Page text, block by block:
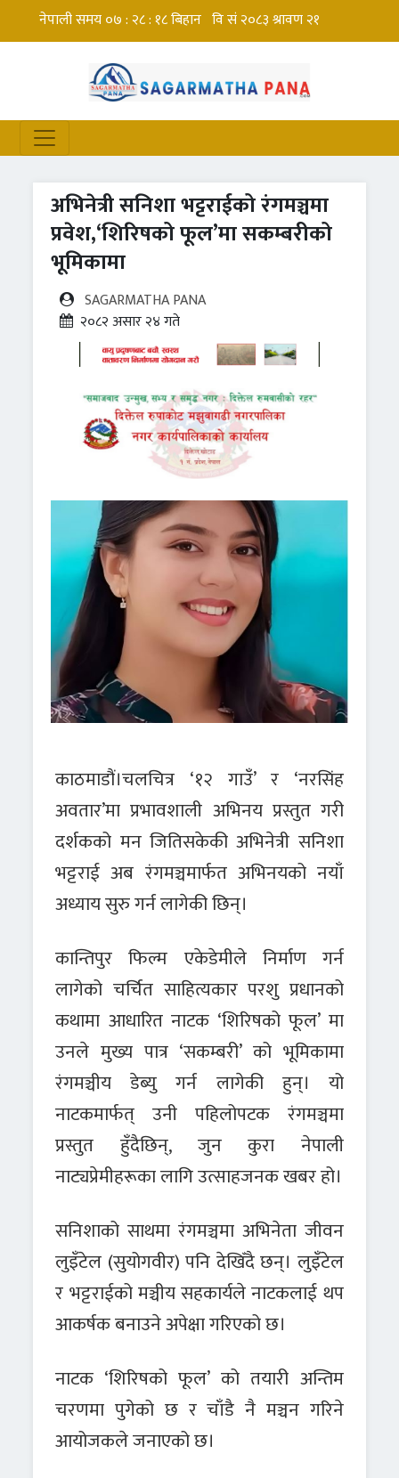
अभिनेत्री सनिशा भट्टराईको रंगमञ्चमा
प्रवेश,‘शिरिषको फूल’मा सकम्बरीको
भूमिकामा
SAGARMATHA PANA
२०८२ असार २४ गते
काठमाडौं।चलचित्र ‘१२ गाउँ’ र ‘नरसिंह
अवतार’मा प्रभावशाली अभिनय प्रस्तुत गरी
दर्शकको मन जितिसकेकी अभिनेत्री सनिशा
भट्टराई अब रंगमञ्चमार्फत अभिनयको नयाँ
अध्याय सुरु गर्न लागेकी छिन्।
कान्तिपुर फिल्म एकेडेमीले निर्माण गर्न
लागेको चर्चित साहित्यकार परशु प्रधानको
कथामा आधारित नाटक ‘शिरिषको फूल’ मा
उनले मुख्य पात्र ‘सकम्बरी’ को भूमिकामा
रंगमञ्चीय डेब्यु गर्न लागेकी हुन्। यो
नाटकमार्फत् उनी पहिलोपटक रंगमञ्चमा
प्रस्तुत हुँदैछिन्, जुन कुरा नेपाली
नाट्यप्रेमीहरूका लागि उत्साहजनक खबर हो।
सनिशाको साथमा रंगमञ्चमा अभिनेता जीवन
लुइँटेल (सुयोगवीर) पनि देखिँदै छन्। लुइँटेल
र भट्टराईको मञ्चीय सहकार्यले नाटकलाई थप
आकर्षक बनाउने अपेक्षा गरिएको छ।
नाटक ‘शिरिषको फूल’ को तयारी अन्तिम
चरणमा पुगेको छ र चाँडै नै मञ्चन गरिने
आयोजकले जनाएको छ।